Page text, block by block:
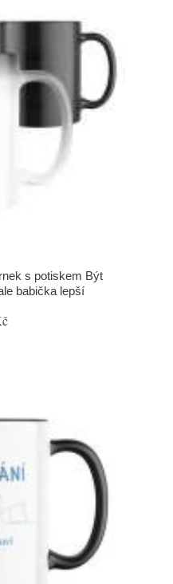
s potiskem Být
babička lepší